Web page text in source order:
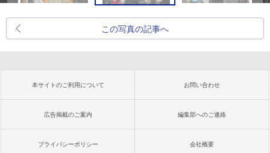
この写真の記事へ
本サイトのご利用について お問い合わせ
広告掲載のご案内 編集部へのご連絡
プライバシーポリシー 会社概要